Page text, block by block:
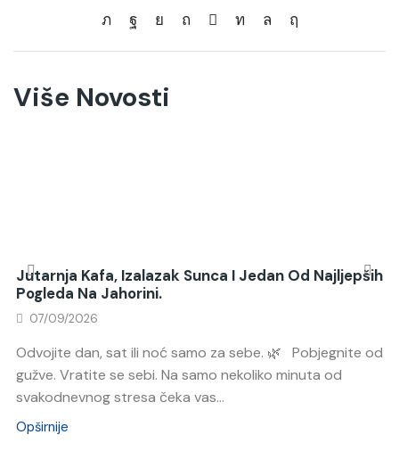
Više Novosti
Jutarnja Kafa, Izalazak Sunca I Jedan Od Najljepših
Pogleda Na Jahorini.
07/09/2026
Odvojite dan, sat ili noć samo za sebe. 🌿 Pobjegnite od
gužve. Vratite se sebi. Na samo nekoliko minuta od
svakodnevnog stresa čeka vas...
Opširnije